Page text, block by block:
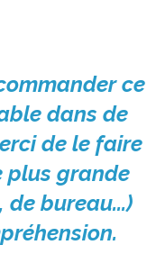
ce
dans de
de le faire
plus grande
bureau...)